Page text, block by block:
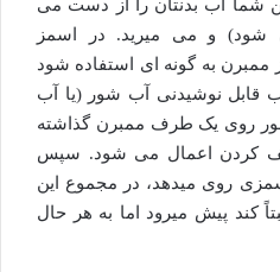
شما آب بدنتان را از دست می
شود) و می میرید. در اسمز
به گونه ای استفاده شود
قابل نوشیدنی آب شور (یا آب
روی یک طرف ممبرن گذاشته
کردن اعمال می شود. سپس
روی میدهد، در مجموع این
کند پیش میرود اما به هر حال